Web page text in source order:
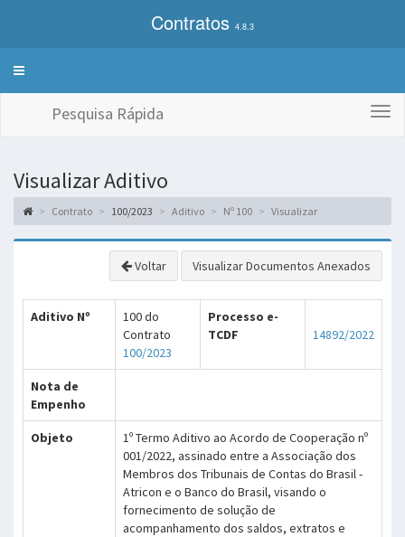
Contratos 4.8.3
Alterna
Pesquisa Rápida
Visualizar Aditivo
Contrato 100/2023 Aditivo Nº 100 Visualizar
Voltar Visualizar Documentos Anexados
Aditivo Nº
100 do
Contrato
100/2023
Processo e-
TCDF
14892/2022
Nota de
Empenho
Objeto
1º Termo Aditivo ao Acordo de Cooperação nº
001/2022, assinado entre a Associação dos
Membros dos Tribunais de Contas do Brasil -
Atricon e o Banco do Brasil, visando o
fornecimento de solução de
acompanhamento dos saldos, extratos e